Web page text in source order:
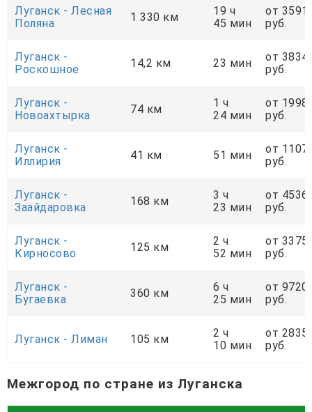
Луганск - Лесная
Поляна
1 330 км
19 ч
45 мин
от
руб.
Луганск -
Роскошное
14,2 км 23 мин
от 3834
руб.
Луганск -
Новоахтырка
74 км
1 ч
24 мин
от 1998
руб.
Луганск -
Иллирия
41 км 51 мин
от 1107
руб.
Луганск -
Заайдаровка
168 км
3 ч
23 мин
от 4536
руб.
Луганск -
Кирносово
125 км
2 ч
52 мин
от 3375
руб.
Луганск -
Бугаевка
360 км
6 ч
25 мин
от 9720
руб.
Луганск - Лиман 105 км
2 ч
10 мин
от 2835
руб.
Межгород по стране из Луганска